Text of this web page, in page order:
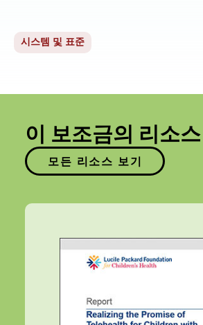
시스템 및 표준
이 보조금의 리소스
모든 리소스 보기